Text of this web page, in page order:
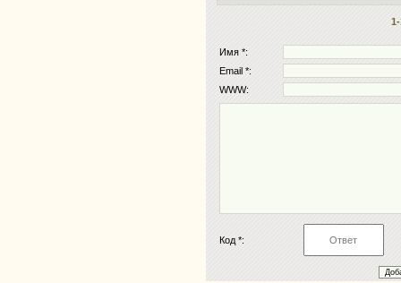
Имя *:
Email *:
WWW:
Код *: